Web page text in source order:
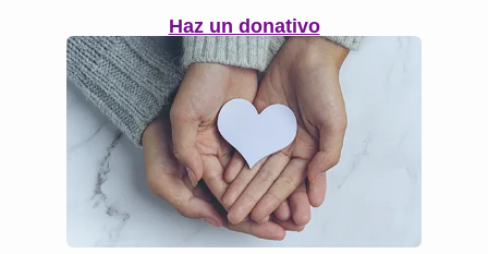
Haz un donativo